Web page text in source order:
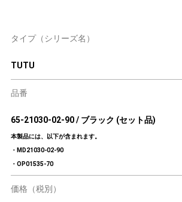
タイプ（シリーズ名）
TUTU
品番
65-21030-02-90 / ブラック (セット品)
本製品には、以下が含まれます。
・MD21030-02-90
・OP01535-70
価格（税別）